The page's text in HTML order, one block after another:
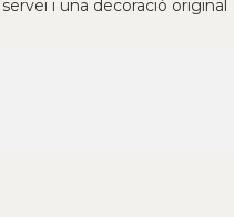
i una decoració original